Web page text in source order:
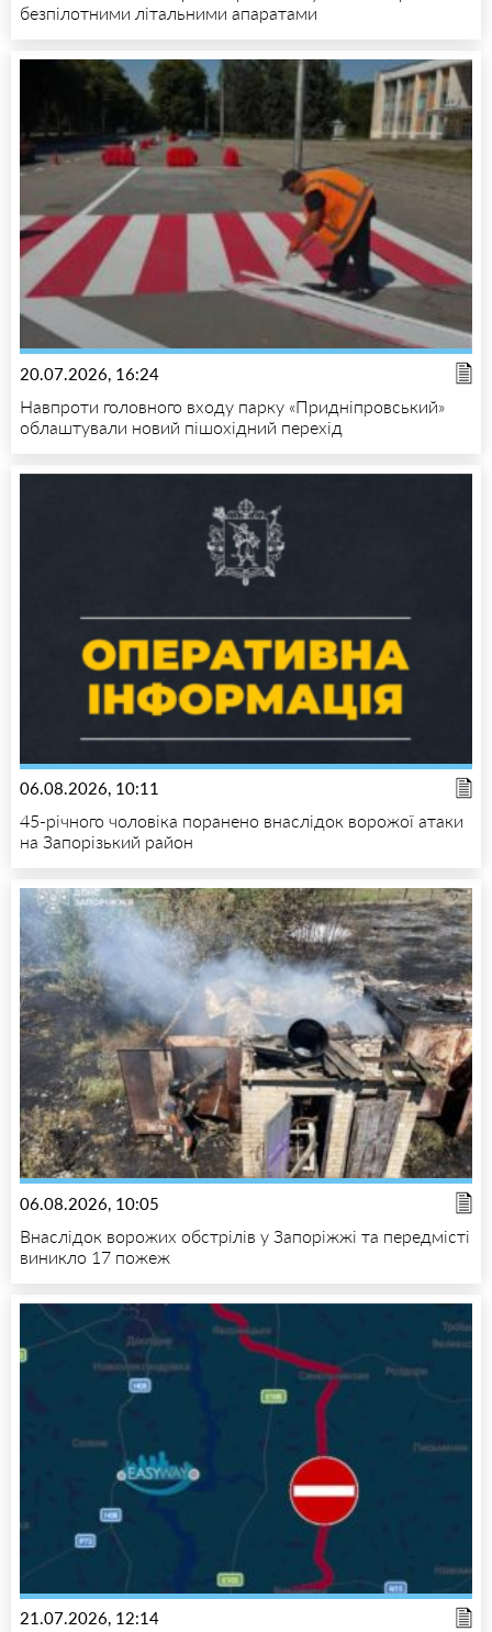
безпілотними літальними апаратами
20.07.2026, 16:24
Навпроти головного входу парку «Придніпровський»
облаштували новий пішохідний перехід
06.08.2026, 10:11
45-річного чоловіка поранено внаслідок ворожої атаки
на Запорізький район
06.08.2026, 10:05
Внаслідок ворожих обстрілів у Запоріжжі та передмісті
виникло 17 пожеж
21.07.2026, 12:14